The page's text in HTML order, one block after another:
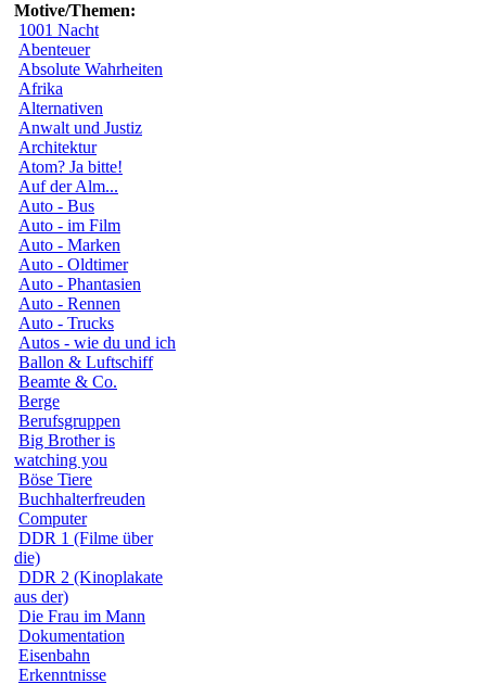
Motive/Themen:
1001 Nacht
Abenteuer
Absolute Wahrheiten
Afrika
Alternativen
Anwalt und Justiz
Architektur
Atom? Ja bitte!
Auf der Alm...
Auto - Bus
Auto - im Film
Auto - Marken
Auto - Oldtimer
Auto - Phantasien
Auto - Rennen
Auto - Trucks
Autos - wie du und ich
Ballon & Luftschiff
Beamte & Co.
Berge
Berufsgruppen
Big Brother is
watching you
Böse Tiere
Buchhalterfreuden
Computer
DDR 1 (Filme über
die)
DDR 2 (Kinoplakate
aus der)
Die Frau im Mann
Dokumentation
Eisenbahn
Erkenntnisse